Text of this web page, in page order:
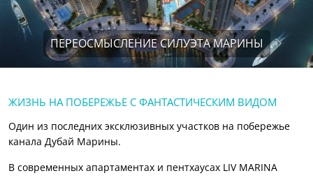
ПЕРЕОСМЫСЛЕНИЕ СИЛУЭТА МАРИНЫ
ЖИЗНЬ НА ПОБЕРЕЖЬЕ С ФАНТАСТИЧЕСКИМ ВИДОМ
Один из последних эксклюзивных участков на побережье
канала Дубай Марины.
В современных апартаментах и пентхаусах LIV MARINA